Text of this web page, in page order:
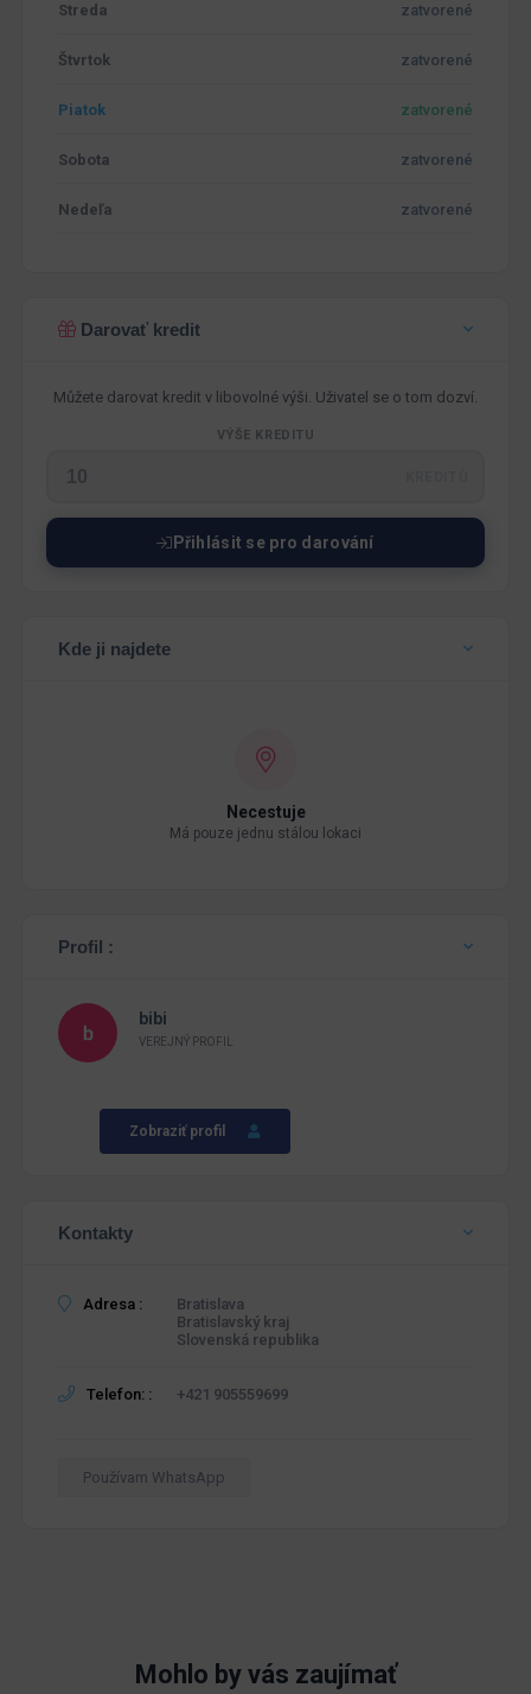
Streda zatvorené
Štvrtok zatvorené
Piatok zatvorené
Sobota zatvorené
Nedeľa zatvorené
Darovať kredit
Můžete darovat kredit v libovolné výši. Uživatel se o tom dozví.
VÝŠE KREDITU
Přihlásit se pro darování
Kde ji najdete
Necestuje
Má pouze jednu stálou lokaci
Profil :
bibi
VEREJNÝ PROFIL
Zobraziť profil
Kontakty
Adresa :
Bratislava
Bratislavský kraj
Slovenská republika
Telefon: : +421 905559699
Používam WhatsApp
Mohlo by vás zaujímať